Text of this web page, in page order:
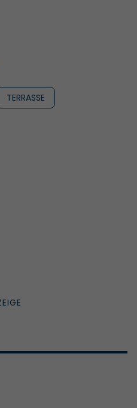
TERRASSE